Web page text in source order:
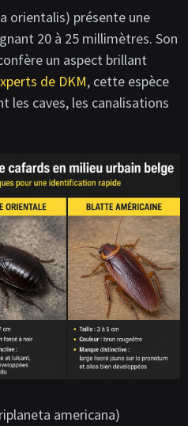
orientalis) présente une
20 à 25 millimètres. Son
un aspect brillant
de DKM, cette espèce
les caves, les canalisations
americana)